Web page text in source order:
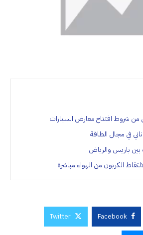
من شروط افتتاح معارض السيارات
في مجال الطاقة
بين باريس والرياض
الكربون من الهواء مباشرة
Facebook
Twitter